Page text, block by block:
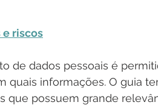
e riscos
de dados pessoais é
quais informações. O guia
que possuem grande